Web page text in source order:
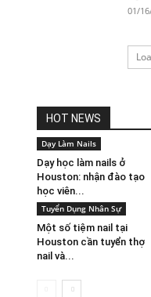
01/
HOT NEWS
Dạy Làm Nails
Dạy học làm nails ở
Houston: nhận đào tạo
học viên...
Tuyển Dụng Nhân Sự
Một số tiệm nail tại
Houston cần tuyển thợ
nail và...